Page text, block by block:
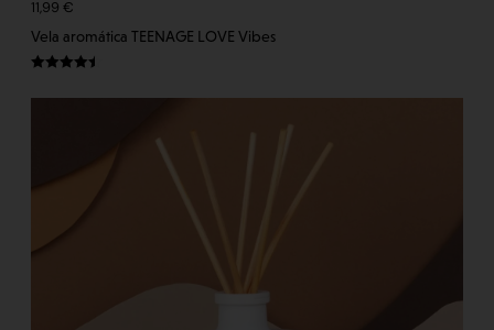
Vela aromática TEENAGE LOVE Vibes
11,99 €